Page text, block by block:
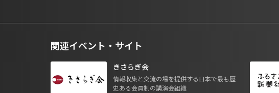
関連イベント・サイト
きさらぎ会
情報収集と交流の場を提供する日本で最も歴
史ある会員制の講演会組織